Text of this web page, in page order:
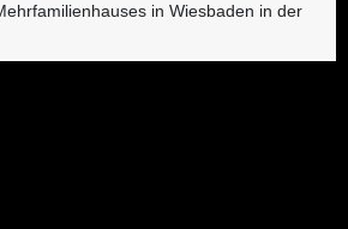
in Wiesbaden in der